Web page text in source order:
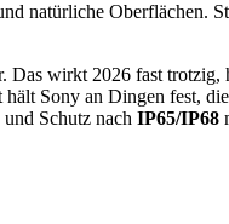
natürliche Oberflächen.
wirkt 2026 fast trotzig,
Sony an Dingen fest,
Schutz nach IP65/IP68